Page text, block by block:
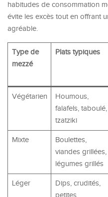
habitudes de consommation
évite les excès tout en offrant
agréable.
Type de
mezzé
Plats typiques
Végétarien
Houmous,
falafels, taboulé,
tzatziki
Mixte
Boulettes,
viandes grillées,
légumes grillés
Léger
Dips, crudités,